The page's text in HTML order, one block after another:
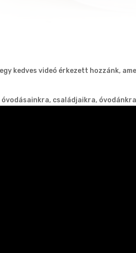
kedves videó érkezett hozzánk,
családjaikra,